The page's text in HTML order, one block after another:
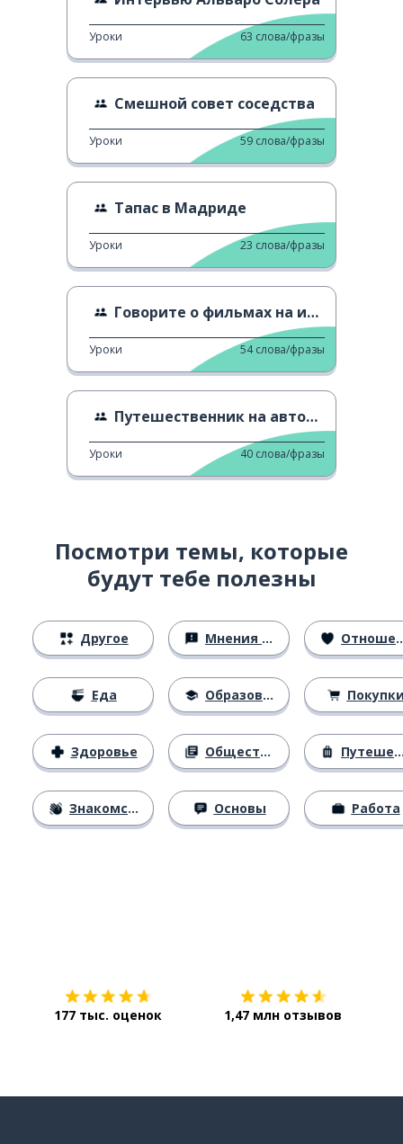
Уроки 63 слова/фразы
Смешной совет соседства
Уроки 59 слова/фразы
Тапас в Мадриде
Уроки 23 слова/фразы
Говорите о фильмах на испанском языке
Уроки 54 слова/фразы
Путешественник на автодоме
Уроки 40 слова/фразы
Посмотри темы, которые
будут тебе полезны
Другое
Еда
Здоровье
Знакомство
Мнения и убеждения
Образование
Общество
Основы
Отношения
Путешествия
Работа
177 тыс. оценок 1,47 млн отзывов